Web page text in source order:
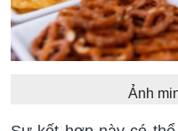
Ảnh